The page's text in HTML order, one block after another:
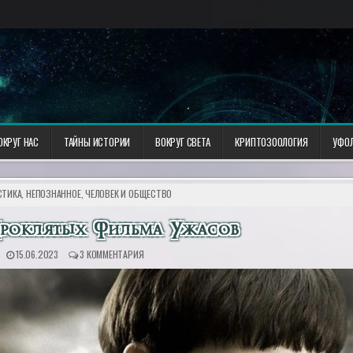
НАС ТАЙНЫ ИСТОРИИ ВОКРУГ СВЕТА КРИПТОЗООЛОГИЯ
НЕПОЗНАННОЕ,ЧЕЛОВЕК И ОБЩЕСТВО
Фильма Ужасов
15.06.2023 3 КОММЕНТАРИЯ